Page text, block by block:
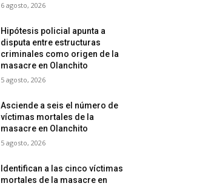
6 agosto, 2026
Hipótesis policial apunta a
disputa entre estructuras
criminales como origen de la
masacre en Olanchito
5 agosto, 2026
Asciende a seis el número de
víctimas mortales de la
masacre en Olanchito
5 agosto, 2026
Identifican a las cinco víctimas
mortales de la masacre en